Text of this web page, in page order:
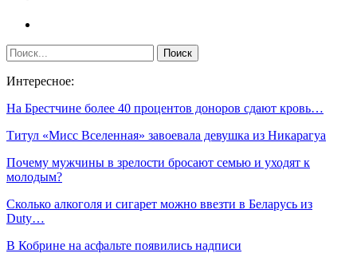
Интересное:
На Брестчине более 40 процентов доноров сдают кровь…
Титул «Мисс Вселенная» завоевала девушка из Никарагуа
Почему мужчины в зрелости бросают семью и уходят к
молодым?
Сколько алкоголя и сигарет можно ввезти в Беларусь из
Duty…
В Кобрине на асфальте появились надписи